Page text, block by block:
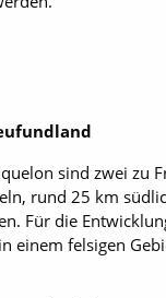
sind zwei zu
rund 25 km
Für die
einem felsigen